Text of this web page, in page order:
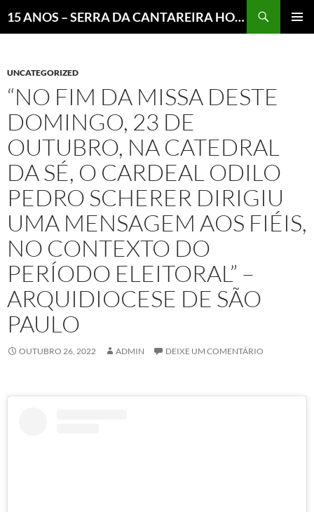
15 ANOS – SERRA DA CANTAREIRA HOJE E COTIDIANO DO BRASIL E DO MUNDO
UNCATEGORIZED
“NO FIM DA MISSA DESTE
DOMINGO, 23 DE
OUTUBRO, NA CATEDRAL
DA SÉ, O CARDEAL ODILO
PEDRO SCHERER DIRIGIU
UMA MENSAGEM AOS FIÉIS,
NO CONTEXTO DO
PERÍODO ELEITORAL” –
ARQUIDIOCESE DE SÃO
PAULO
OUTUBRO 26, 2022 ADMIN DEIXE UM COMENTÁRIO